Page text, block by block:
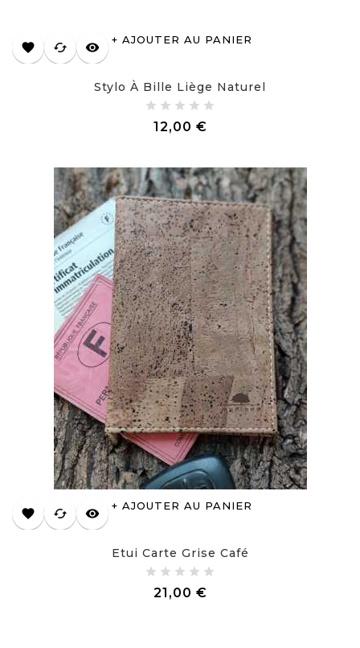
AJOUTER AU PANIER
favorite cached visibility
Stylo À Bille Liège Naturel
12,00 €Prix
AJOUTER AU PANIER
favorite cached visibility
Etui Carte Grise Café
21,00 €Prix